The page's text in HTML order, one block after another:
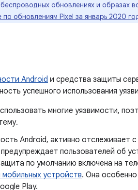
обновлениях и образах
обновлениям Pixel за январь 2020
Android и средства защиты
успешного использования
многие уязвимости,
Android, активно отслеживает
пользователей об
по умолчанию включена на
устройств. Она
Play.